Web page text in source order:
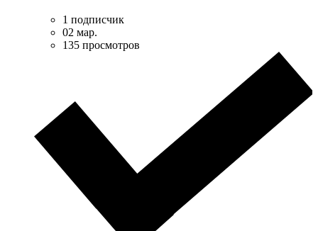
1 подписчик
02 мар.
135 просмотров